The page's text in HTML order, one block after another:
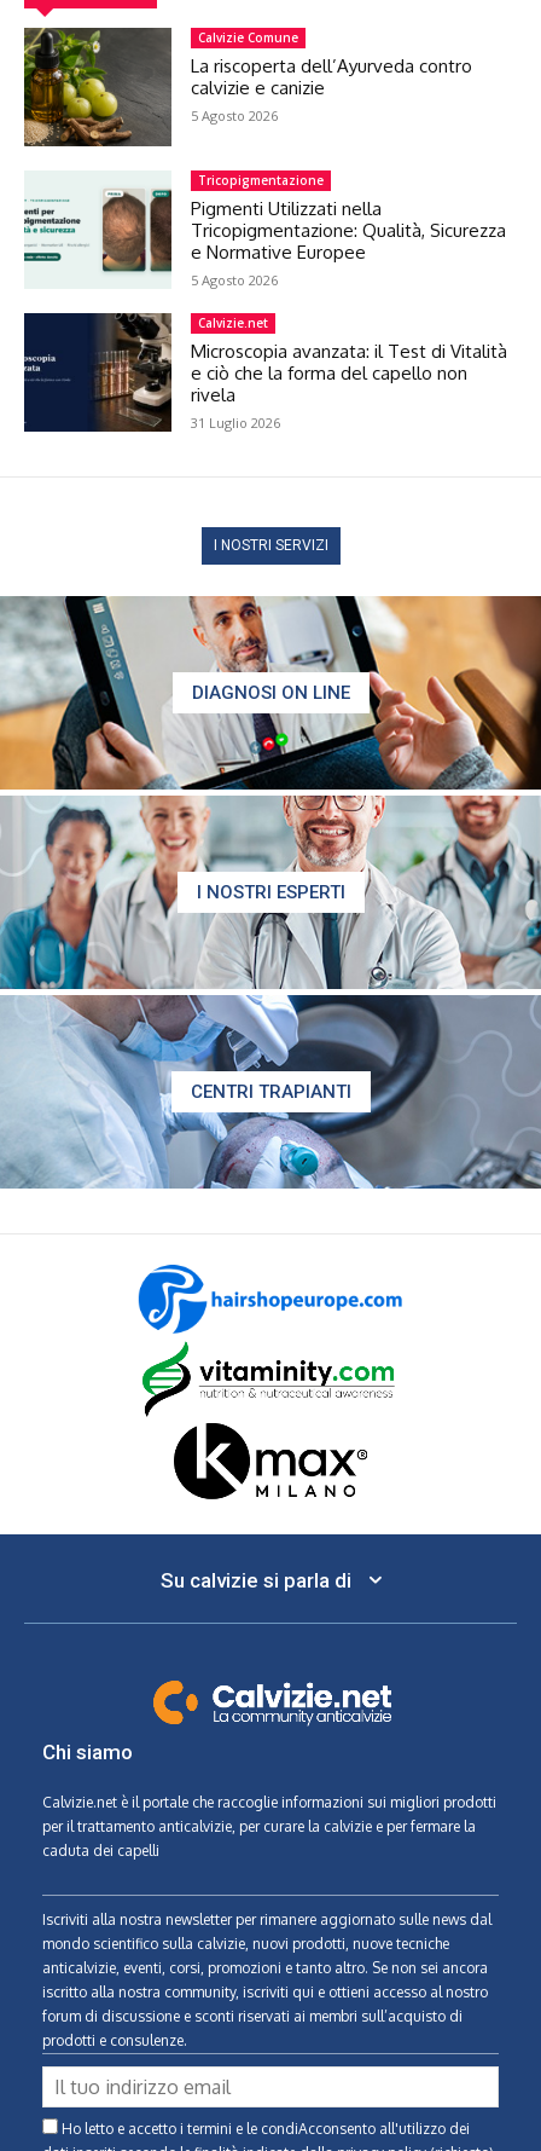
Calvizie Comune
La riscoperta dell’Ayurveda contro
calvizie e canizie
5 Agosto 2026
Tricopigmentazione
Pigmenti Utilizzati nella
Tricopigmentazione: Qualità, Sicurezza
e Normative Europee
5 Agosto 2026
Calvizie.net
Microscopia avanzata: il Test di Vitalità
e ciò che la forma del capello non
rivela
31 Luglio 2026
I NOSTRI SERVIZI
DIAGNOSI ON LINE
I NOSTRI ESPERTI
CENTRI TRAPIANTI
Su calvizie si parla di
Chi siamo
Calvizie.net è il portale che raccoglie informazioni sui migliori prodotti
per il trattamento anticalvizie, per curare la calvizie e per fermare la
caduta dei capelli
Iscriviti alla nostra newsletter per rimanere aggiornato sulle news dal
mondo scientifico sulla calvizie, nuovi prodotti, nuove tecniche
anticalvizie, eventi, corsi, promozioni e tanto altro. Se non sei ancora
iscritto alla nostra community, iscriviti qui e ottieni accesso al nostro
forum di discussione e sconti riservati ai membri sull’acquisto di
prodotti e consulenze.
Ho letto e accetto i termini e le condiAcconsento all'utilizzo dei